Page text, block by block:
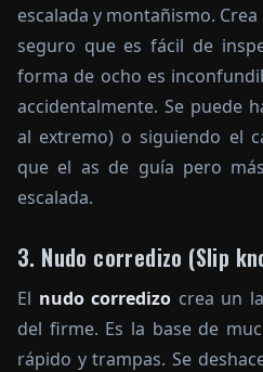
escalada y montañismo.
seguro que es fácil de
forma de ocho es
accidentalmente. Se puede
al extremo) o siguiendo el
que el as de guía pero
escalada.
3. Nudo corredizo (Slip
El nudo corredizo crea un
del firme. Es la base de
rápido y trampas. Se